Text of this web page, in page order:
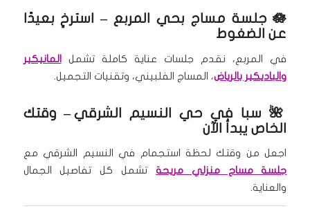
🪷 جلسة مساج بحي المربع – استرخِ بعيدًا
عن الضغوط
في المربع، نقدم جلسات عناية كاملة تشمل
المانيكير
والباديكير بالرياض، المساج الفلبيني، وتقنيات التجميل.
🌺 سبا في حي النسيم الشرقي– وقتك
الخاص يبدأ الآن
اجعل من وقتك لحظة استجمام في النسيم الشرقي مع
جلسة مساج منزلي مريحة تشمل كل تفاصيل الجمال
والعناية.